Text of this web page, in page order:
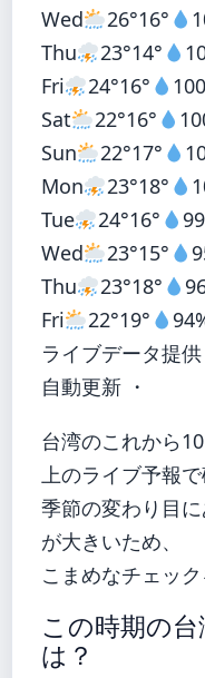
Wed
26°16°
Thu
23°14°
Fri
24°16°
Sat
22°16°
Sun
22°17°
Mon
23°18°
Tue
24°16°
Wed
23°15°
Thu
23°18°
Fri
22°19°
ライブデータ提供
自動更新 ・
台湾のこれから10
上のライブ予報
季節の変わり目
が大きいため、
こまめなチェック
この時期の
は？